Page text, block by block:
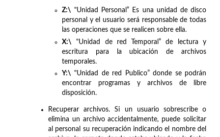
Z:\ "Unidad Personal” Es una unidad de disco
personal y el usuario será responsable de todas
las operaciones que se realicen sobre ella.
X:\ "Unidad de red Temporal” de lectura y
escritura para la ubicación de archivos
temporales.
Y:\ "Unidad de red Publico” donde se podrán
encontrar programas y archivos de libre
disposición.
Recuperar archivos. Si un usuario sobrescribe o
elimina un archivo accidentalmente, puede solicitar
al personal su recuperación indicando el nombre del